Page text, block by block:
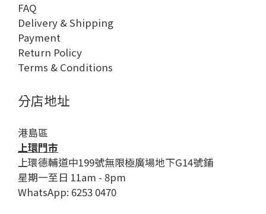
FAQ
Delivery & Shipping
Payment
Return Policy
Terms & Conditions
分店地址
港島區
上環門市
上環德輔道中199號無限極廣場地下G14號鋪
星期一至日 11am - 8pm
WhatsApp: 6253 0470